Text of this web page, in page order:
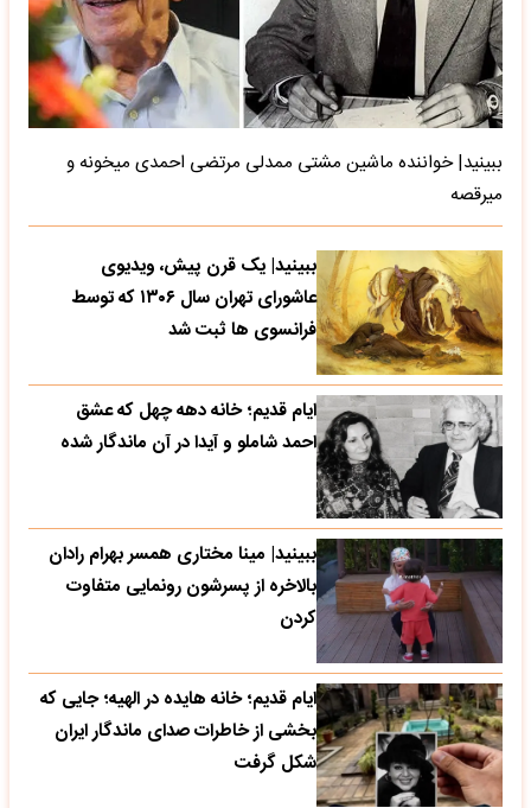
ببینید| خواننده ماشین مشتی ممدلی مرتضی احمدی میخونه و
میرقصه
ببینید| یک قرن پیش، ویدیوی
عاشورای تهران سال ۱۳۰۶ که توسط
فرانسوی ها ثبت شد
ایام قدیم؛ خانه دهه چهل که عشق
احمد شاملو و آیدا در آن ماندگار شده
ببینید| مینا مختاری همسر بهرام رادان
بالاخره از پسرشون رونمایی متفاوت
کردن
ایام قدیم؛ خانه هایده در الهیه؛ جایی که
بخشی از خاطرات صدای ماندگار ایران
شکل گرفت